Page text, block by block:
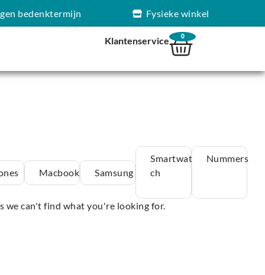
bedenktermijn Fysieke winkel
Klantenservice 0
Macbook Samsung
Smartwat
ch
Nummers
we can't find what you're looking for.